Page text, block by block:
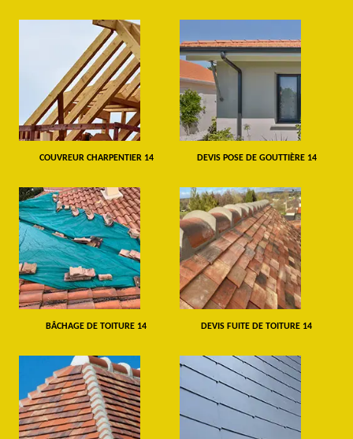
COUVREUR CHARPENTIER 14 DEVIS POSE DE GOUTTIÈRE 14
BÂCHAGE DE TOITURE 14 DEVIS FUITE DE TOITURE 14